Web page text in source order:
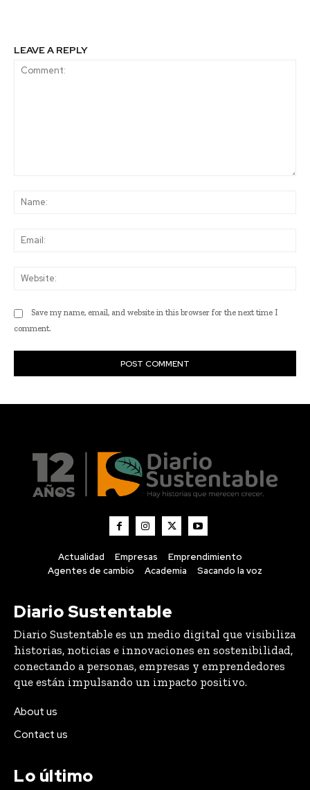
Actualidad Empresas
Emprendimiento
Agentes de cambio
Academia Sacando la voz
Diario Sustentable
Diario Sustentable es un medio digital que visibiliza
historias, noticias e innovaciones en sostenibilidad,
conectando a personas, empresas y emprendedores
que están impulsando un impacto positivo.
About us
Contact us
Lo último